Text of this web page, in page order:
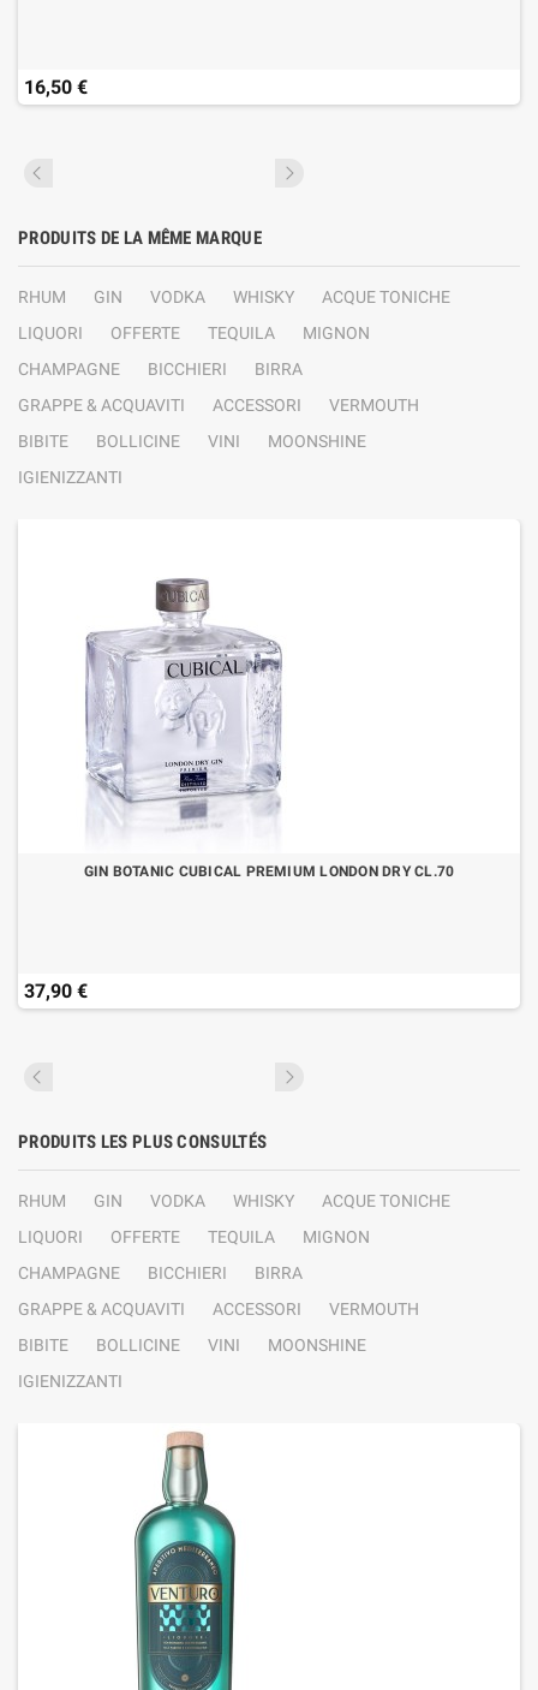
16,50 €
PRODUITS DE LA MÊME MARQUE
RHUM GIN VODKA WHISKY
ACQUE TONICHE
LIQUORI
OFFERTE TEQUILA
MIGNON
CHAMPAGNE
BICCHIERI
BIRRA
GRAPPE & ACQUAVITI
ACCESSORI
VERMOUTH
BIBITE
BOLLICINE VINI
MOONSHINE
IGIENIZZANTI
GIN BOTANIC CUBICAL PREMIUM LONDON DRY CL.70
37,90 €
PRODUITS LES PLUS CONSULTÉS
RHUM GIN VODKA WHISKY
ACQUE TONICHE
LIQUORI
OFFERTE TEQUILA
MIGNON
CHAMPAGNE
BICCHIERI
BIRRA
GRAPPE & ACQUAVITI
ACCESSORI
VERMOUTH
BIBITE
BOLLICINE VINI
MOONSHINE
IGIENIZZANTI